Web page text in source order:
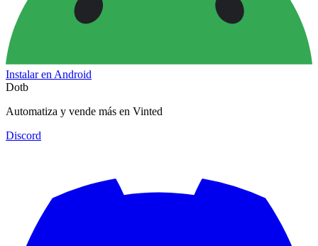
Instalar en Android
Dotb
Automatiza y vende más en Vinted
Discord